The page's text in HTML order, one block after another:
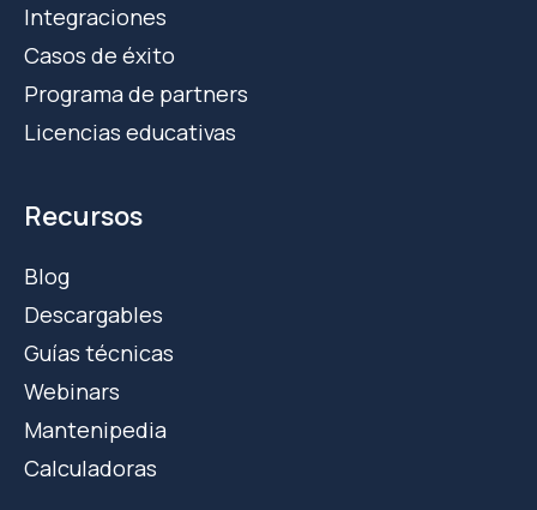
Integraciones
Casos de éxito
Programa de partners
Licencias educativas
Recursos
Blog
Descargables
Guías técnicas
Webinars
Mantenipedia
Calculadoras